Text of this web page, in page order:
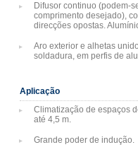
Difusor continuo (podem-
comprimento desejado),
direcções opostas.
Aro exterior e alhetas
soldadura, em perfis de
Aplicação
Climatização de espaços
até 4,5 m.
Grande poder de indução.